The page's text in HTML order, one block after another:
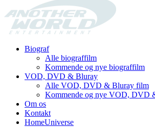
Biograf
Alle biograffilm
Kommende og nye biograffilm
VOD, DVD & Bluray
Alle VOD, DVD & Bluray film
Kommende og nye VOD, DVD
Om os
Kontakt
HomeUniverse